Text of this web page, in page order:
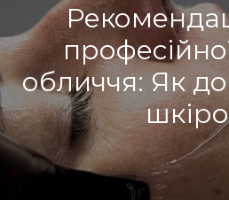
обличчя: Як